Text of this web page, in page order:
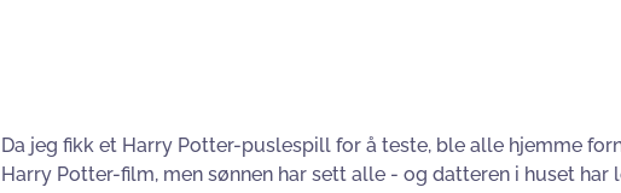
Da jeg fikk et Harry Potter-puslespill for å teste, ble alle hjemme
Harry Potter-film, men sønnen har sett alle - og datteren i huset har